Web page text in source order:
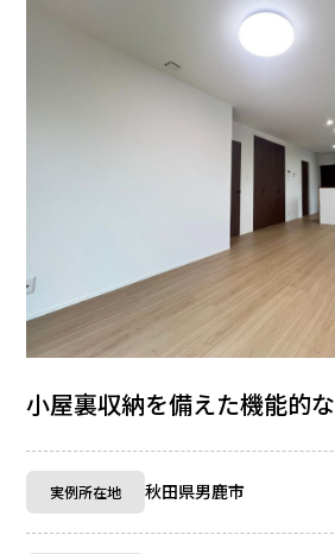
小屋裏収納を備えた機能的
実例所在地 秋田県男鹿市